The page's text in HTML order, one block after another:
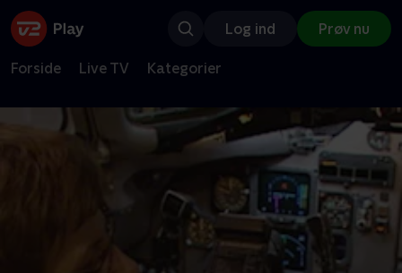
Log ind Prøv nu
Forside Live TV Kategorier